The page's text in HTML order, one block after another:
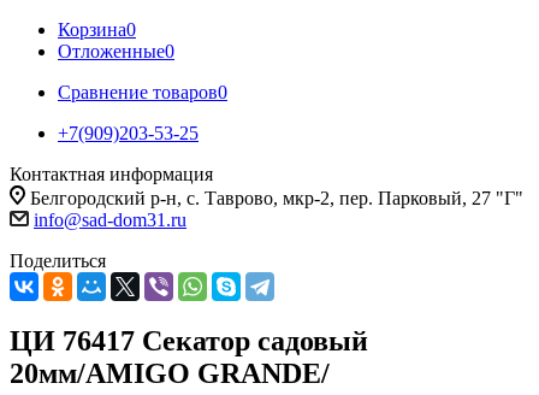
Корзина0
Отложенные0
Сравнение товаров0
+7(909)203-53-25
Контактная информация
Белгородский р-н, с. Таврово, мкр-2, пер. Парковый, 27 "Г"
info@sad-dom31.ru
Поделиться
ЦИ 76417 Секатор садовый
20мм/AMIGO GRANDE/